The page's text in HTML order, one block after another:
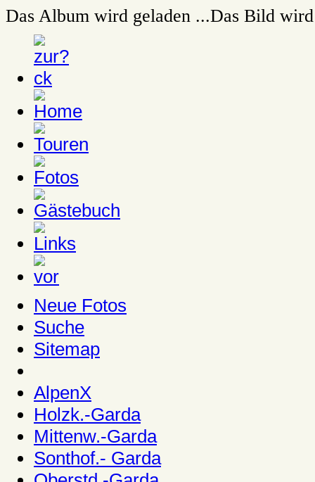
Das Album wird geladen ...Das Bild
Neue Fotos
Suche
Sitemap
AlpenX
Holzk.-Garda
Mittenw.-Garda
Sonthof.- Garda